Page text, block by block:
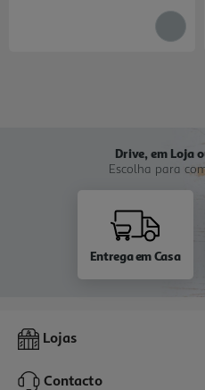
Drive, em Loja
Escolha para
Entrega em Casa
Lojas
Contacto